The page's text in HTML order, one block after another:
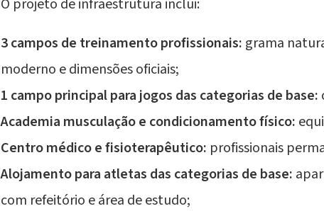
3 campos de treinamento profissionais: grama
moderno e dimensões oficiais;
1 campo principal para jogos das categorias de base:
Academia musculação e condicionamento físico:
Centro médico e fisioterapêutico: profissionais
Alojamento para atletas das categorias de base:
com refeitório e área de estudo;